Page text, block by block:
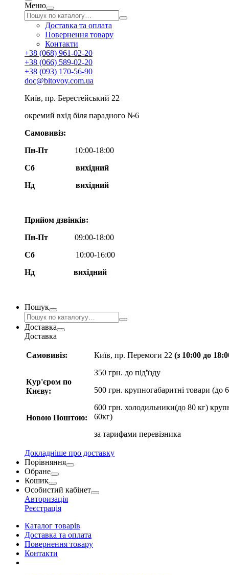
Меню
Доставка та оплата
Повернення товару
Контакти
+38 (068) 961-02-20
+38 (066) 589-02-20
+38 (093) 170-56-90
doc@bitovoy.com.ua
Київ, пр. Берестейський 22
окремий вхід біля парадного №6
Самовивіз:
Пн-Пт
10:00-18:00
Сб
вихідний
Нд
вихідний
Прийом дзвінків:
Пн-Пт
09:00-18:00
Сб
10:00-16:00
Нд вихідний
Пошук
Доставка
Доставка
Самовивіз:
Кур'єром по
Києву:
Новою Поштою:
Київ, пр. Перемоги 22 (з 10:00 до
350 грн. до під'їзду
500 грн. крупногабаритні товари (до
600 грн. холодильники(до 80 кг)
60кг)
за тарифами перевізника
Докладніше про доставку
Порівняння
Обране
Кошик
Особистий кабінет
Авторизація
Реєстрація
Каталог товарів
Доставка та оплата
Повернення товару
Контакти